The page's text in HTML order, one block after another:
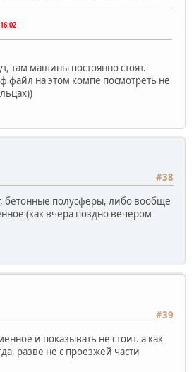
там машины постоянно стоят.
файл на этом компе посмотреть не
#38
бетонные полусферы, либо вообще
(как вчера поздно вечером
#39
и показывать не стоит. а как
разве не с проезжей части